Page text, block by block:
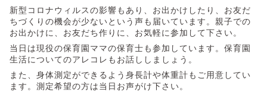
新型コロナウィルスの影響もあり、お出かけしたり、お友だ
ちづくりの機会が少ないという声も届いています。親子での
お出かけに、お友だち作りに、お気軽に参加して下さい。
当日は現役の保育園ママの保育士も参加しています。保育園
生活についてのアレコレもお話ししましょう。
また、身体測定ができるよう身長計や体重計もご用意してい
ます。測定希望の方は当日お声がけ下さい。